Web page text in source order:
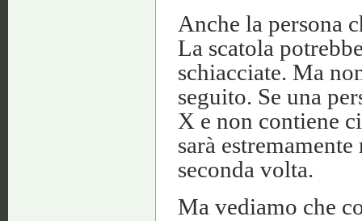
Anche la persona
La scatola
schiacciate. Ma
seguito. Se una
X e non contiene
sarà
seconda volta.
Ma vediamo che